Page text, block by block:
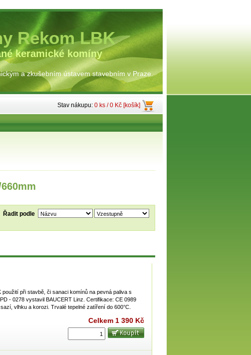
Rekom LBK
keramické komíny
a zkušebním ústavem stavebním v Praze.
Stav nákupu: 0 ks / 0 Kč [košík]
Řadit podle
při stavbě, či sanaci komínů na pevná paliva s
- 0278 vystavil BAUCERT Linz. Certifikace: CE 0989
vlhku a korozi. Trvalé tepelné zatíření do 600°C.
Celkem 1 390 Kč